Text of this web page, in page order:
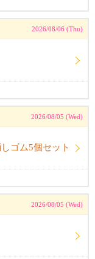
2026/08/06 (Thu)
2026/08/05 (Wed)
ゴム5個セット
2026/08/05 (Wed)